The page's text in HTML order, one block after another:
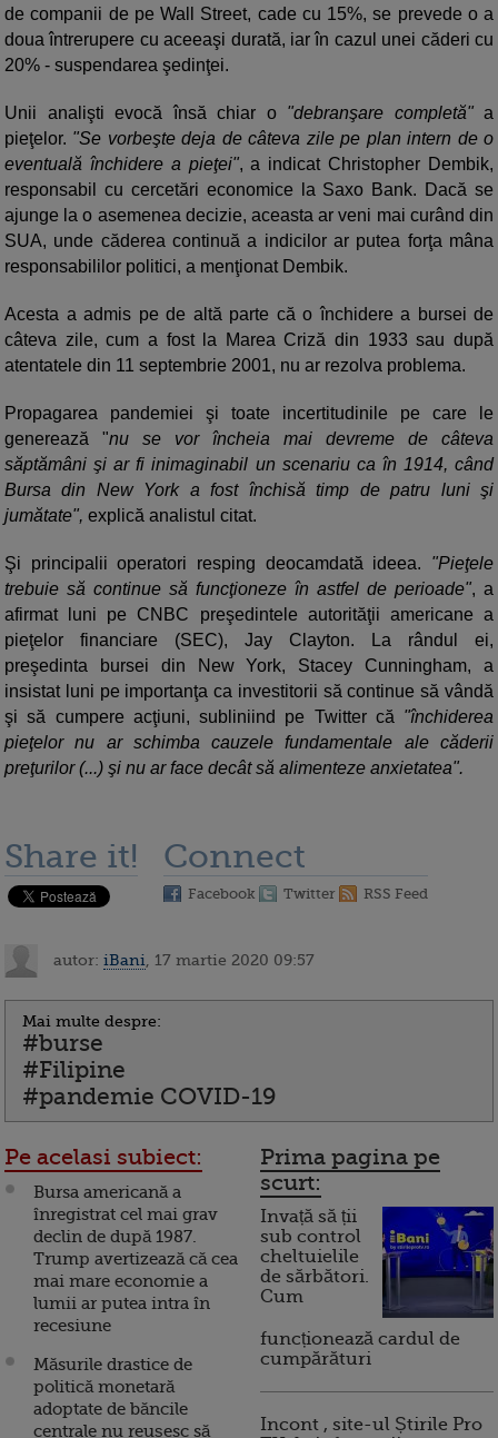
de companii de pe Wall Street, cade cu 15%, se prevede o a
doua întrerupere cu aceeaşi durată, iar în cazul unei căderi cu
20% - suspendarea şedinţei.
Unii analişti evocă însă chiar o "debranşare completă"a
pieţelor. "Se vorbeşte deja de câteva zile pe plan intern de o
eventuală închidere a pieţei", a indicat Christopher Dembik,
responsabil cu cercetări economice la Saxo Bank. Dacă se
ajunge la o asemenea decizie, aceasta ar veni mai curând din
SUA, unde căderea continuă a indicilor ar putea forţa mâna
responsabililor politici, a menţionat Dembik.
Acesta a admis pe de altă parte că o închidere a bursei de
câteva zile, cum a fost la Marea Criză din 1933 sau după
atentatele din 11 septembrie 2001, nu ar rezolva problema.
Propagarea pandemiei şi toate incertitudinile pe care le
generează "nu se vor încheia mai devreme de câteva
săptămâni şi ar fi inimaginabil un scenariu ca în 1914, când
Bursa din New York a fost închisă timp de patru luni şi
jumătate", explică analistul citat.
Şi principalii operatori resping deocamdată ideea. "Pieţele
trebuie să continue să funcţioneze în astfel de perioade", a
afirmat luni pe CNBC preşedintele autorităţii americane a
pieţelor financiare (SEC), Jay Clayton. La rândul ei,
preşedinta bursei din New York, Stacey Cunningham, a
insistat luni pe importanţa ca investitorii să continue să vândă
şi să cumpere acţiuni, subliniind pe Twitter că "închiderea
pieţelor nu ar schimba cauzele fundamentale ale căderii
preţurilor (...) şi nu ar face decât să alimenteze anxietatea".
Share it! Connect
Facebook Twitter RSS Feed
autor: iBani , 17 martie 2020 09:57
Mai multe despre:
#burse
#Filipine
#pandemie COVID-19
Pe acelasi subiect:
Bursa americană a
înregistrat cel mai grav
declin de după 1987.
Trump avertizează că cea
mai mare economie a
lumii ar putea intra în
recesiune
Măsurile drastice de
politică monetară
adoptate de băncile
centrale nu reușesc să
Prima pagina pe
scurt:
Invață să ții
sub control
cheltuielile
de sărbători.
Cum
funcționează cardul de
cumpărături
Incont , site-ul Știrile Pro